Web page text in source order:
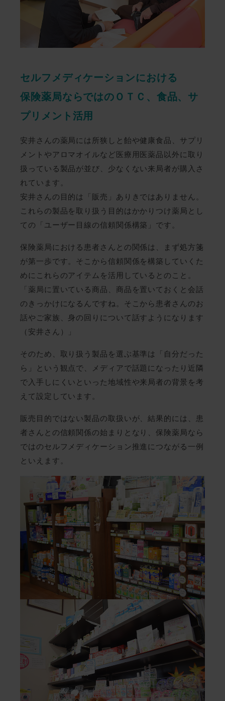
セルフメディケーションにおける
保険薬局ならではのＯＴＣ、食品、サ
プリメント活用
安井さんの薬局には所狭しと飴や健康食品、サプリ
メントやアロマオイルなど医療用医薬品以外に取り
扱っている製品が並び、少なくない来局者が購入さ
れています。
安井さんの目的は「販売」ありきではありません。
これらの製品を取り扱う目的はかかりつけ薬局とし
ての「ユーザー目線の信頼関係構築」です。
保険薬局における患者さんとの関係は、まず処方箋
が第一歩です。そこから信頼関係を構築していくた
めにこれらのアイテムを活用しているとのこと。
「薬局に置いている商品、商品を置いておくと会話
のきっかけになるんですね。そこから患者さんのお
話やご家族、身の回りについて話すようになります
（安井さん）」
そのため、取り扱う製品を選ぶ基準は「自分だった
ら」という観点で、メディアで話題になったり近隣
で入手しにくいといった地域性や来局者の背景を考
えて設定しています。
販売目的ではない製品の取扱いが、結果的には、患
者さんとの信頼関係の始まりとなり、保険薬局なら
ではのセルフメディケーション推進につながる一例
といえます。